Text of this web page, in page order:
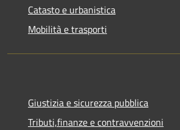
Catasto e urbanistica
Mobilità e trasporti
Giustizia e sicurezza pubblica
Tributi,finanze e contravvenzioni